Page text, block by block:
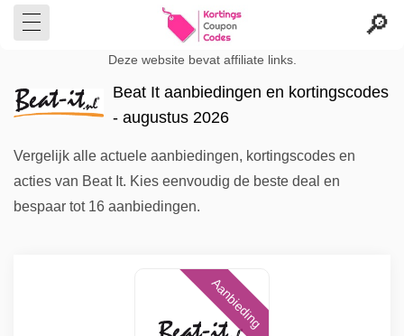
Deze website bevat affiliate links.
Beat It aanbiedingen en kortingscodes
- augustus 2026
Vergelijk alle actuele aanbiedingen, kortingscodes en
acties van Beat It. Kies eenvoudig de beste deal en
bespaar tot 16 aanbiedingen.
Aanbieding